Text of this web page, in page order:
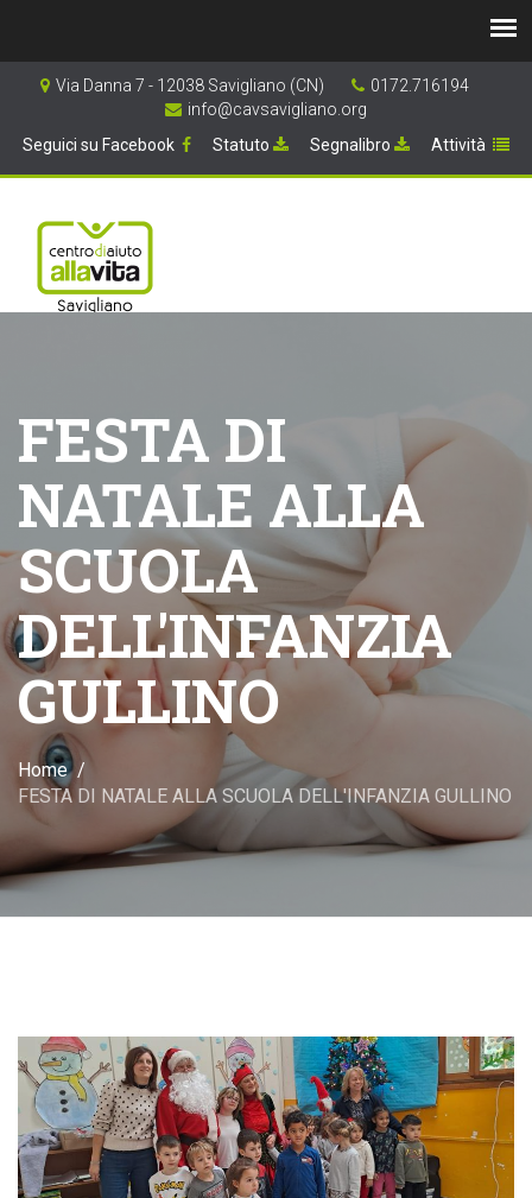
Via Danna 7 - 12038 Savigliano (CN)
0172.716194
info@cavsavigliano.org
Seguici su Facebook
Statuto Segnalibro Attività
FESTA DI
NATALE ALLA
SCUOLA
DELL'INFANZIA
GULLINO
Home
FESTA DI NATALE ALLA SCUOLA DELL'INFANZIA GULLINO